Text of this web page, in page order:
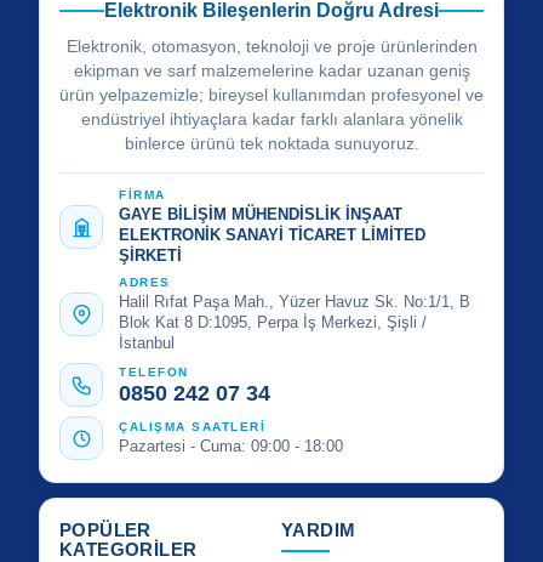
Elektronik Bileşenlerin Doğru Adresi
Elektronik, otomasyon, teknoloji ve proje ürünlerinden
ekipman ve sarf malzemelerine kadar uzanan geniş
ürün yelpazemizle; bireysel kullanımdan profesyonel ve
endüstriyel ihtiyaçlara kadar farklı alanlara yönelik
binlerce ürünü tek noktada sunuyoruz.
FİRMA
GAYE BİLİŞİM MÜHENDİSLİK İNŞAAT
ELEKTRONİK SANAYİ TİCARET LİMİTED
ŞİRKETİ
ADRES
Halil Rıfat Paşa Mah., Yüzer Havuz Sk. No:1/1, B
Blok Kat 8 D:1095, Perpa İş Merkezi, Şişli /
İstanbul
TELEFON
0850 242 07 34
ÇALIŞMA SAATLERİ
Pazartesi - Cuma: 09:00 - 18:00
POPÜLER
KATEGORİLER
YARDIM